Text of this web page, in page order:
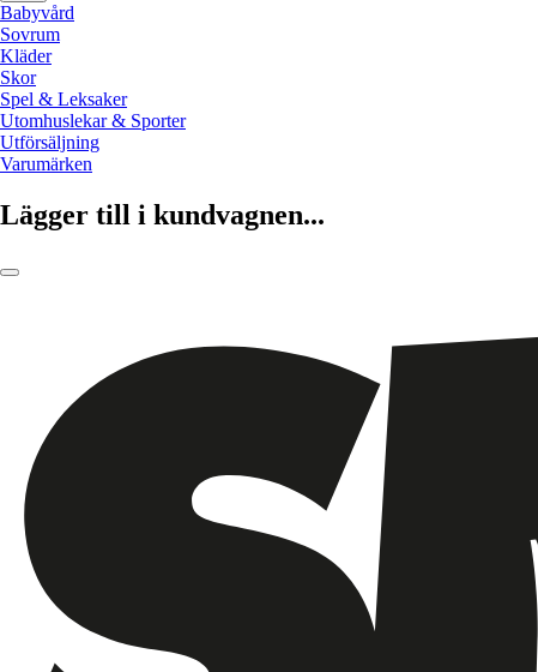
Babyvård
Sovrum
Kläder
Skor
Spel & Leksaker
Utomhuslekar & Sporter
Utförsäljning
Varumärken
Lägger till i kundvagnen...